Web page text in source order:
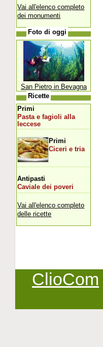
Vai all'elenco completo
dei monumenti
Foto di oggi
San Pietro in Bevagna
Ricette
Primi
Pasta e fagioli alla
leccese
Primi
Ciceri e tria
Antipasti
Caviale dei poveri
Vai all'elenco completo
delle ricette
ClioCom